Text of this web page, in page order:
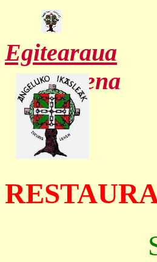
Egitearaua
Txostena